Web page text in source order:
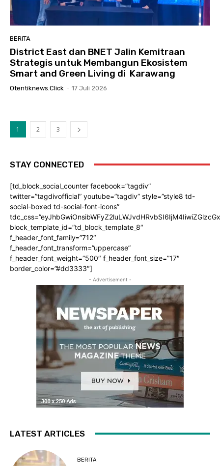
BERITA
District East dan BNET Jalin Kemitraan
Strategis untuk Membangun Ekosistem
Smart and Green Living di Karawang
Otentiknews.click - 17 Juli 2026
1 2 3
STAY CONNECTED
[td_block_social_counter facebook=”tagdiv”
twitter=”tagdivofficial” youtube=”tagdiv” style=”style8 td-
social-boxed td-social-font-icons”
block_template_id=”td_block_template_8″
f_header_font_family=”712″
f_header_font_transform=”uppercase”
f_header_font_weight=”500″ f_header_font_size=”17″
border_color=”#dd3333″]
- Advertisement -
LATEST ARTICLES
BERITA